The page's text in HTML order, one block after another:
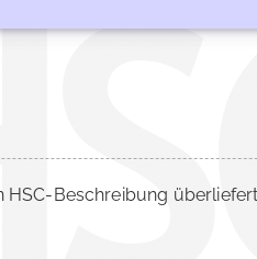
Beschreibung